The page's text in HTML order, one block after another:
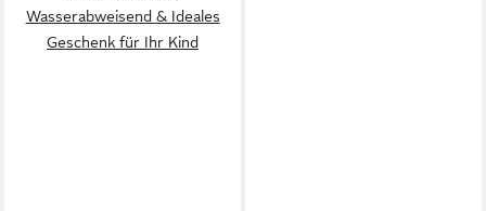
Wasserabweisend & Ideales
Geschenk für Ihr Kind